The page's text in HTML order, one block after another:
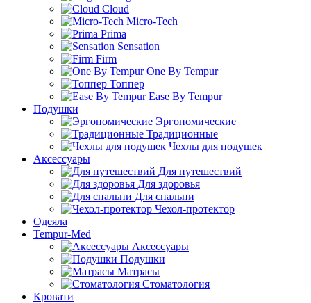
Cloud
Micro-Tech
Prima
Sensation
Firm
One By Tempur
Топпер
Ease By Tempur
Подушки
Эргономические
Традиционные
Чехлы для подушек
Аксессуары
Для путешествий
Для здоровья
Для спальни
Чехол-протектор
Одеяла
Tempur-Med
Аксессуары
Подушки
Матрасы
Стоматология
Кровати